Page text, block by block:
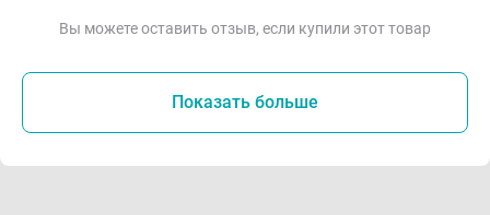
Вы можете оставить отзыв, если купили этот товар
Показать больше